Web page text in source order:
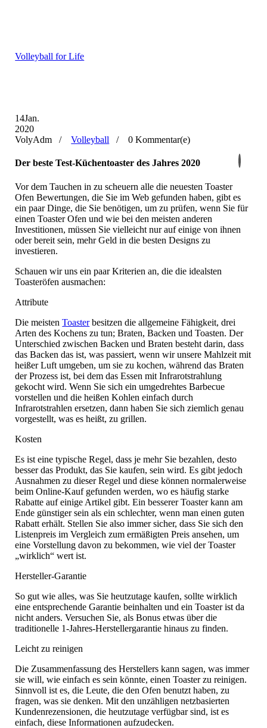
Volleyball for Life
14Jan.
2020
VolyAdm /
Volleyball / 0 Kommentar(e)
Der beste Test-Küchentoaster des Jahres 2020
Vor dem Tauchen in zu scheuern alle die neuesten Toaster
Ofen Bewertungen, die Sie im Web gefunden haben, gibt es
ein paar Dinge, die Sie benötigen, um zu prüfen, wenn Sie für
einen Toaster Ofen und wie bei den meisten anderen
Investitionen, müssen Sie vielleicht nur auf einige von ihnen
oder bereit sein, mehr Geld in die besten Designs zu
investieren.
Schauen wir uns ein paar Kriterien an, die die idealsten
Toasteröfen ausmachen:
Attribute
Die meistenToasterbesitzen die allgemeine Fähigkeit, drei
Arten des Kochens zu tun; Braten, Backen und Toasten. Der
Unterschied zwischen Backen und Braten besteht darin, dass
das Backen das ist, was passiert, wenn wir unsere Mahlzeit mit
heißer Luft umgeben, um sie zu kochen, während das Braten
der Prozess ist, bei dem das Essen mit Infrarotstrahlung
gekocht wird. Wenn Sie sich ein umgedrehtes Barbecue
vorstellen und die heißen Kohlen einfach durch
Infrarotstrahlen ersetzen, dann haben Sie sich ziemlich genau
vorgestellt, was es heißt, zu grillen.
Kosten
Es ist eine typische Regel, dass je mehr Sie bezahlen, desto
besser das Produkt, das Sie kaufen, sein wird. Es gibt jedoch
Ausnahmen zu dieser Regel und diese können normalerweise
beim Online-Kauf gefunden werden, wo es häufig starke
Rabatte auf einige Artikel gibt. Ein besserer Toaster kann am
Ende günstiger sein als ein schlechter, wenn man einen guten
Rabatt erhält. Stellen Sie also immer sicher, dass Sie sich den
Listenpreis im Vergleich zum ermäßigten Preis ansehen, um
eine Vorstellung davon zu bekommen, wie viel der Toaster
„wirklich“ wert ist.
Hersteller-Garantie
So gut wie alles, was Sie heutzutage kaufen, sollte wirklich
eine entsprechende Garantie beinhalten und ein Toaster ist da
nicht anders. Versuchen Sie, als Bonus etwas über die
traditionelle 1-Jahres-Herstellergarantie hinaus zu finden.
Leicht zu reinigen
Die Zusammenfassung des Herstellers kann sagen, was immer
sie will, wie einfach es sein könnte, einen Toaster zu reinigen.
Sinnvoll ist es, die Leute, die den Ofen benutzt haben, zu
fragen, was sie denken. Mit den unzähligen netzbasierten
Kundenrezensionen, die heutzutage verfügbar sind, ist es
einfach, diese Informationen aufzudecken.